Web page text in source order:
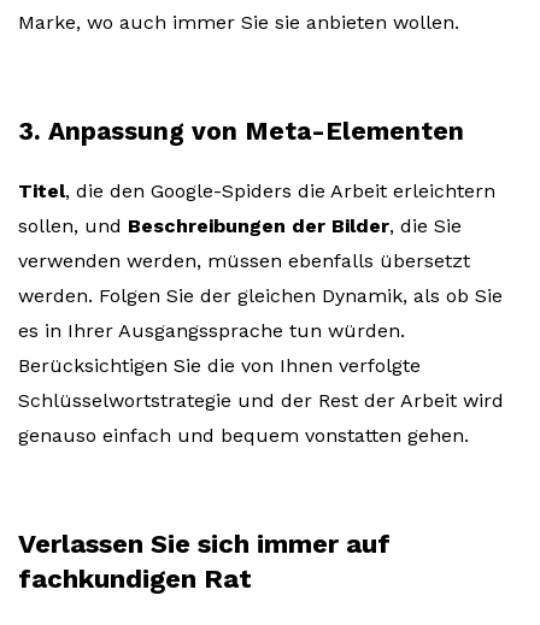
Marke, wo auch immer Sie sie anbieten wollen.
3. Anpassung von Meta-Elementen
Titel, die den Google-Spiders die Arbeit erleichtern
sollen, und Beschreibungen der Bilder, die Sie
verwenden werden, müssen ebenfalls übersetzt
werden. Folgen Sie der gleichen Dynamik, als ob Sie
es in Ihrer Ausgangssprache tun würden.
Berücksichtigen Sie die von Ihnen verfolgte
Schlüsselwortstrategie und der Rest der Arbeit wird
genauso einfach und bequem vonstatten gehen.
Verlassen Sie sich immer auf
fachkundigen Rat